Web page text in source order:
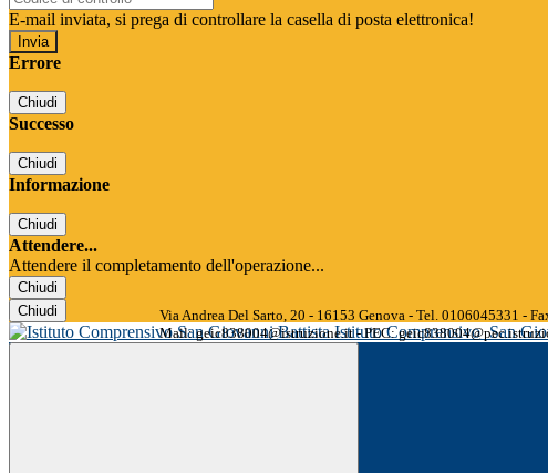
E-mail inviata, si prega di controllare la casella di posta elettronica!
Errore
Chiudi
Successo
Chiudi
Informazione
Chiudi
Attendere...
Attendere il completamento dell'operazione...
Chiudi
Chiudi
Istituto Comprensivo San
Via Andrea Del Sarto, 20 - 16153 Genova - Tel. 0106045331 -
Mail: geic838004@istruzione.it - PEC: